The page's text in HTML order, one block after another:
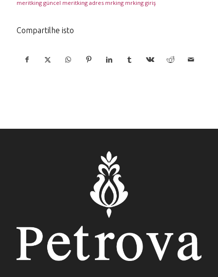
meritking güncel meritking adres mrking mrking giriş
Compartilhe isto